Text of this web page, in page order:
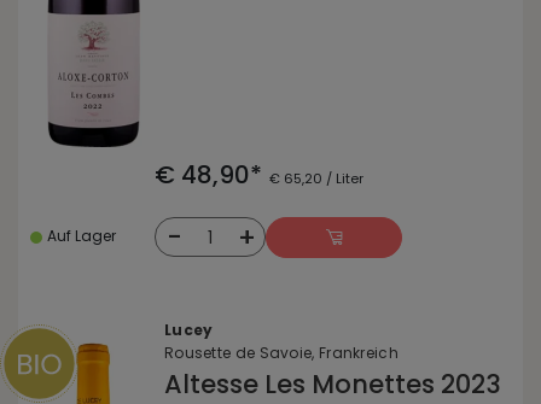
€ 48,90* € 65,20 / Liter
Auf Lager - 1 +
Lucey
Rousette de Savoie, Frankreich
Altesse Les Monettes 2023